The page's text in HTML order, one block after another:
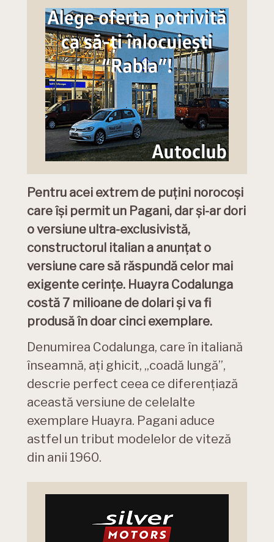
Pentru acei extrem de puțini norocoși
care își permit un Pagani, dar și-ar dori
o versiune ultra-exclusivistă,
constructorul italian a anunțat o
versiune care să răspundă celor mai
exigente cerințe. Huayra Codalunga
costă 7 milioane de dolari și va fi
produsă în doar cinci exemplare.
Denumirea Codalunga, care în italiană
înseamnă, ați ghicit, „coadă lungă”,
descrie perfect ceea ce diferențiază
această versiune de celelalte
exemplare Huayra. Pagani aduce
astfel un tribut modelelor de viteză
din anii 1960.